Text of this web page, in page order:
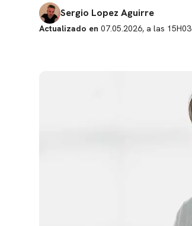
Sergio Lopez Aguirre
Actualizado en 07.05.2026, a las 15H03